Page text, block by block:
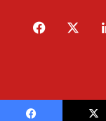
Facebook